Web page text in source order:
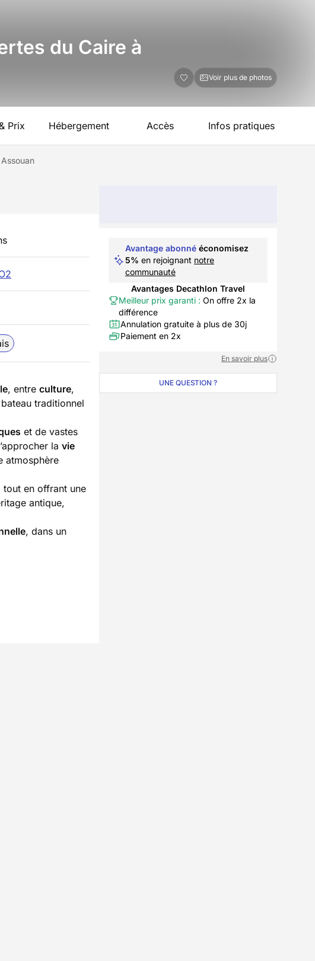
du Caire à
Voir plus de photos
Prix Hébergement Accès Infos pratiques
, entre culture,
traditionnel
et de vastes
la vie
atmosphère
tout en offrant une
antique,
, dans un
Avantage abonné économisez
5% en rejoignant notre
communauté
Avantages Decathlon Travel
Meilleur prix garanti : On offre 2x la
différence
Annulation gratuite à plus de 30j
Paiement en 2x
En savoir plus
UNE QUESTION ?